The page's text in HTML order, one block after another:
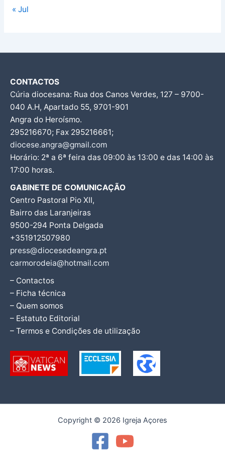
« Jul
CONTACTOS
Cúria diocesana: Rua dos Canos Verdes, 127 – 9700-
040 A.H, Apartado 55, 9701-901
Angra do Heroísmo.
295216670; Fax 295216661;
diocese.angra@gmail.com
Horário: 2ª a 6ª feira das 09:00 às 13:00 e das 14:00 às
17:00 horas.
GABINETE DE COMUNICAÇÃO
Centro Pastoral Pio XII,
Bairro das Laranjeiras
9500-294 Ponta Delgada
+351912507980
press@diocesedeangra.pt
carmorodeia@hotmail.com
– Contactos
– Ficha técnica
– Quem somos
– Estatuto Editorial
– Termos e Condições de utilização
Copyright © 2026 Igreja Açores